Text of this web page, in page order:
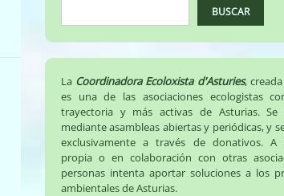
BUSCAR
La Coordinadora Ecoloxista d'Asturies,
es una de las asociaciones ecologistas
trayectoria y más activas de Asturias. Se
mediante asambleas abiertas y periódicas, y
exclusivamente a través de donativos. A
propia o en colaboración con otras
personas intenta aportar soluciones a los
ambientales de Asturias.